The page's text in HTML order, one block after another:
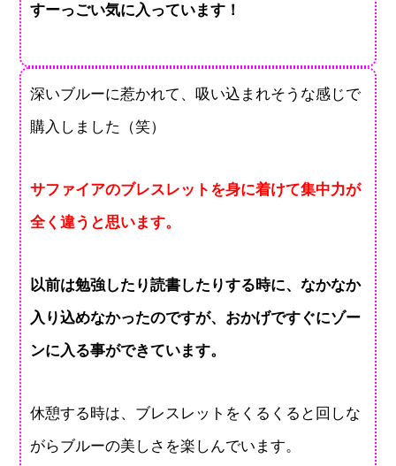
すーっごい気に入っています！
深いブルーに惹かれて、吸い込まれそうな感じで
購入しました（笑）
サファイアのブレスレットを身に着けて集中力が
全く違うと思います。
以前は勉強したり読書したりする時に、なかなか
入り込めなかったのですが、おかげですぐにゾー
ンに入る事ができています。
休憩する時は、ブレスレットをくるくると回しな
がらブルーの美しさを楽しんでいます。